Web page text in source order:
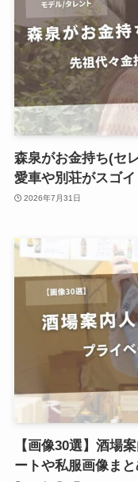
森泉がお金持ち(セ
愛車や別荘がスゴイ
2026年7月31日
【画像30選】酒場
ートや私服画像まと